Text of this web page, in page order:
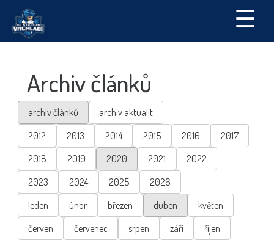
☰
Archiv článků
archiv článků
archiv aktualit
2012
2013 2014 2015 2016
2017
2018
2019 2020 2021
2022
2023
2024 2025
2026
leden
únor březen duben
květen
červen
červenec srpen září
říjen